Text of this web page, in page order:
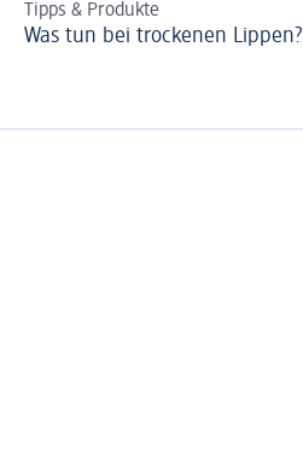
Tipps & Produkte
Was tun bei trockenen Lippen?